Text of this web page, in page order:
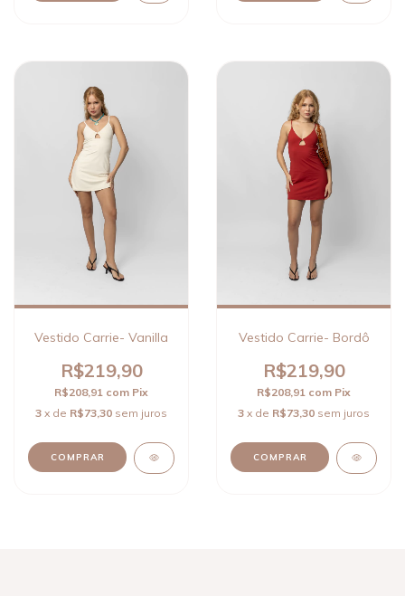
Vestido Carrie- Vanilla
R$219,90
R$208,91 com Pix
3 x de R$73,30 sem juros
COMPRAR
Vestido Carrie- Bordô
R$219,90
R$208,91 com Pix
3 x de R$73,30 sem juros
COMPRAR